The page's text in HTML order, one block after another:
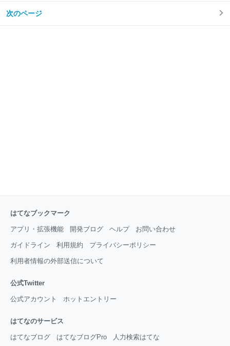
拠金取引）デビューを果した大学生・くるみちゃん。
次のページ
はてなブックマーク
アプリ・拡張機能 開発ブログ ヘルプ お問い合わせ
ガイドライン 利用規約 プライバシーポリシー
利用者情報の外部送信について
公式Twitter
公式アカウント ホットエントリー
はてなのサービス
はてなブログ はてなブログPro 人力検索はてな